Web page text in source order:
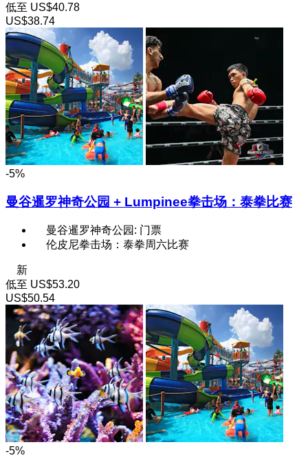
低至 US$40.78
US$38.74
-5%
曼谷暹罗神奇公园 + Lumpinee拳击场：泰拳比赛
曼谷暹罗神奇公园: 门票
伦皮尼拳击场：泰拳周六比赛
新
低至 US$53.20
US$50.54
-5%